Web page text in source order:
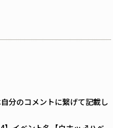
分のコメントに繋げて記載し